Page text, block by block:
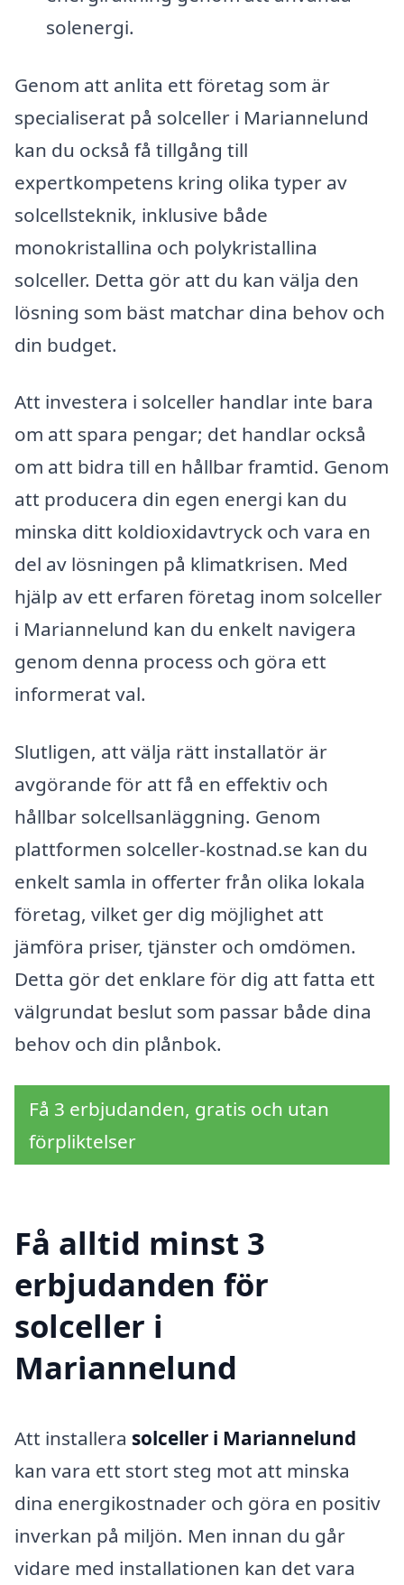
solenergi.
Genom att anlita ett företag som är
specialiserat på solceller i Mariannelund
kan du också få tillgång till
expertkompetens kring olika typer av
solcellsteknik, inklusive både
monokristallina och polykristallina
solceller. Detta gör att du kan välja den
lösning som bäst matchar dina behov och
din budget.
Att investera i solceller handlar inte bara
om att spara pengar; det handlar också
om att bidra till en hållbar framtid. Genom
att producera din egen energi kan du
minska ditt koldioxidavtryck och vara en
del av lösningen på klimatkrisen. Med
hjälp av ett erfaren företag inom solceller
i Mariannelund kan du enkelt navigera
genom denna process och göra ett
informerat val.
Slutligen, att välja rätt installatör är
avgörande för att få en effektiv och
hållbar solcellsanläggning. Genom
plattformen solceller-kostnad.se kan du
enkelt samla in offerter från olika lokala
företag, vilket ger dig möjlighet att
jämföra priser, tjänster och omdömen.
Detta gör det enklare för dig att fatta ett
välgrundat beslut som passar både dina
behov och din plånbok.
Få 3 erbjudanden, gratis och utan
förpliktelser
Få alltid minst 3
erbjudanden för
solceller i
Mariannelund
Att installera solceller i Mariannelund
kan vara ett stort steg mot att minska
dina energikostnader och göra en positiv
inverkan på miljön. Men innan du går
vidare med installationen kan det vara